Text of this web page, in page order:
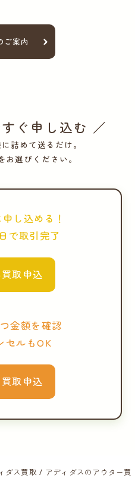
ご案内
ぐ申し込む ／
詰めて送るだけ。
お選びください。
し込める！
で取引完了
取申込
金額を確認
セルもOK
取申込
ダス買取
アディダスのアウター買